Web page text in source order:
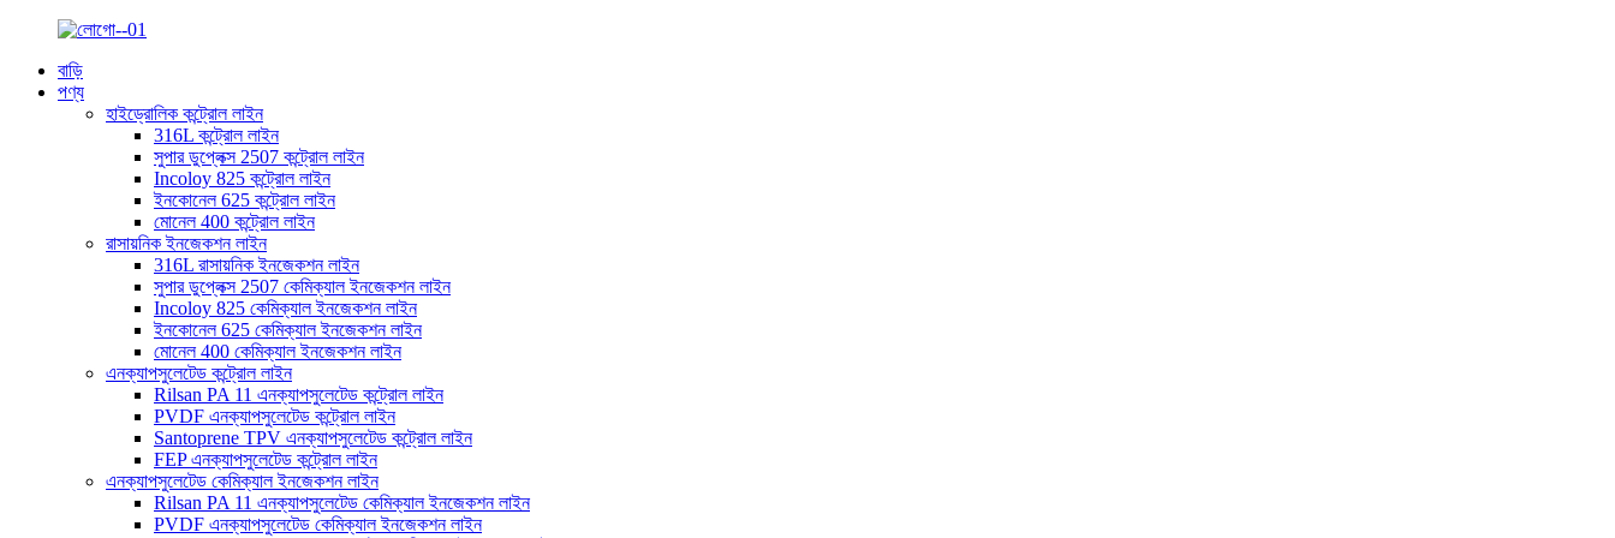
বাড়ি
পণ্য
হাইড্রোলিক কন্ট্রোল লাইন
316L কন্ট্রোল লাইন
সুপার ডুপ্লেক্স 2507 কন্ট্রোল লাইন
Incoloy 825 কন্ট্রোল লাইন
ইনকোনেল 625 কন্ট্রোল লাইন
মোনেল 400 কন্ট্রোল লাইন
রাসায়নিক ইনজেকশন লাইন
316L রাসায়নিক ইনজেকশন লাইন
সুপার ডুপ্লেক্স 2507 কেমিক্যাল ইনজেকশন লাইন
Incoloy 825 কেমিক্যাল ইনজেকশন লাইন
ইনকোনেল 625 কেমিক্যাল ইনজেকশন লাইন
মোনেল 400 কেমিক্যাল ইনজেকশন লাইন
এনক্যাপসুলেটেড কন্ট্রোল লাইন
Rilsan PA 11 এনক্যাপসুলেটেড কন্ট্রোল লাইন
PVDF এনক্যাপসুলেটেড কন্ট্রোল লাইন
Santoprene TPV এনক্যাপসুলেটেড কন্ট্রোল লাইন
FEP এনক্যাপসুলেটেড কন্ট্রোল লাইন
এনক্যাপসুলেটেড কেমিক্যাল ইনজেকশন লাইন
Rilsan PA 11 এনক্যাপসুলেটেড কেমিক্যাল ইনজেকশন লাইন
PVDF এনক্যাপসুলেটেড কেমিক্যাল ইনজেকশন লাইন